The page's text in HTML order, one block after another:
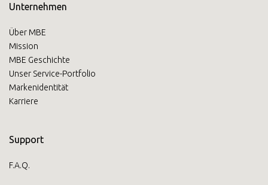
Unternehmen
Über MBE
Mission
MBE Geschichte
Unser Service-Portfolio
Markenidentität
Karriere
Support
F.A.Q.